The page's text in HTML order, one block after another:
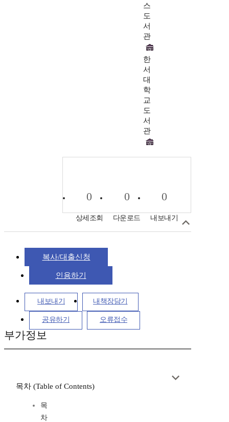
스
도
서
관
한
서
대
학
교
도
서
관
0
상세조회
0
다운로드
0
내보내기
복사/대출신청
인용하기
내보내기 내책장담기
공유하기 오류접수
부가정보
목차 (Table of Contents)
목
차